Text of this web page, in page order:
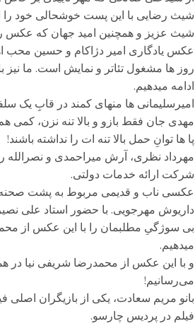
شیث رضایی با این پست خوشحالی خود را
شیث عزیز و همچنین امید جهان که عکس
عکس یادگاری امیر دژاکام و حسین محب
روز ها مشغول تئاتر و نمایش است. ما
ادامه میدهیم.
امیرسلیمانی ها منهای کمند در قابِ یک
مهدی جان فقط بازو و بالا تنه نزن،
پا ها توانِ حمل بالا تنه ات را نداشته باشند!
مهرداد نظری، آرش میراحمدی و
شرکت ارائه خدمات دولتی.
عکسی ناب و قدیمی مربوط به پشت صحنه
داریوش مهرجویی. با حضور استاد علی
میدهیم.
و با این عکس از محمدرضا شریفی نیا در
می‌رسانیم!
بانو مریم سعادت، یکی از بازیگران
فیلم در پردیس چارسو.